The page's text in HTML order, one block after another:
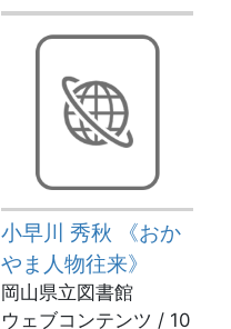
小早川 秀秋 《おか
やま人物往来》
岡山県立図書館
ウェブコンテンツ / 10